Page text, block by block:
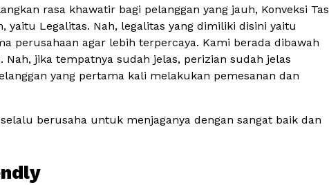
rasa khawatir bagi pelanggan yang jauh, Konveksi Tas
Legalitas. Nah, legalitas yang dimiliki disini yaitu
perusahaan agar lebih terpercaya. Kami berada dibawah
Nah, jika tempatnya sudah jelas, perizian sudah jelas
yang pertama kali melakukan pemesanan dan
berusaha untuk menjaganya dengan sangat baik dan